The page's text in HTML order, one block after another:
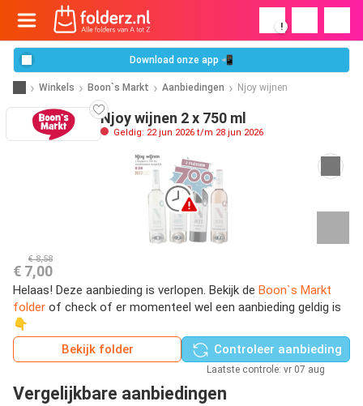
!
Download onze app 📲
Winkels Boon`s Markt Aanbiedingen Njoy wijnen
Njoy wijnen 2 x 750 ml
Geldig: 22 jun 2026 t/m 28 jun 2026
€ 8,58
€ 7,00
Helaas! Deze aanbieding is verlopen. Bekijk de Boon`s Markt
folder of check of er momenteel wel een aanbieding geldig is
👇
Bekijk folder
Controleer aanbieding
Laatste controle: vr 07 aug
Vergelijkbare aanbiedingen